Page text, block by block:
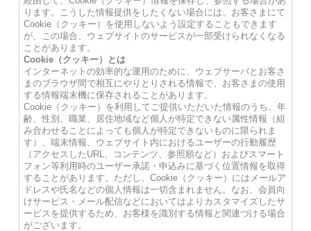
ります。こうした情報提供をしたくない場合には、お客さまにて
Cookie（クッキー）を使用しないよう設定することもできます
が、この場合、ウェブサイトのサービスが一部受けられなくなる
ことがあります。
Cookie（クッキー）とは
インターネットの効率的な運用のために、ウェブサーバとお客さ
まのブラウザ間で相互にやりとりされる情報で、お客さまの使用
する情報端末機に保存されることがあります。
Cookie（クッキー）を利用してご提供いただいた情報のうち、年
齢、性別、職業、居住地域など個人が特定できない属性情報（組
み合わせることによっても個人が特定できないものに限られま
す）、端末情報、ウェブサイト内におけるユーザーの行動履歴
（アクセスしたURL、コンテンツ、参照順など）およびスマート
フォン等利用時のユーザー承諾・申込みに基づく位置情報を取得
することがあります。ただし、Cookie（クッキー）にはメールア
ドレスや氏名などの個人情報は一切含まれません。なお、会員向
けサービス・メール配信などにおいてはよりカスタマイズしたサ
ービスを提供するため、お客様を識別する情報と関連づける場合
がございます。